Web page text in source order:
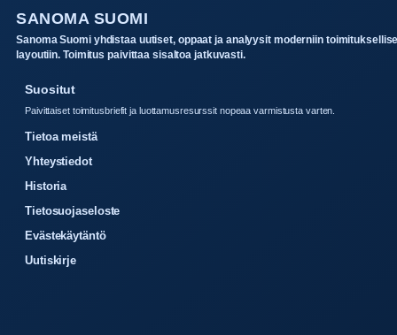
SANOMA SUOMI
Sanoma Suomi yhdistaa uutiset, oppaat ja analyysit moderniin
layoutiin. Toimitus paivittaa sisaltoa jatkuvasti.
Suositut
Paivittaiset toimitusbriefit ja luottamusresurssit nopeaa varmistusta varten.
Tietoa meistä
Yhteystiedot
Historia
Tietosuojaseloste
Evästekäytäntö
Uutiskirje